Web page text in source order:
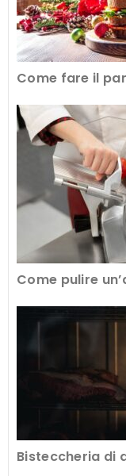
Come fare il
Come pulire
Bisteccheria di